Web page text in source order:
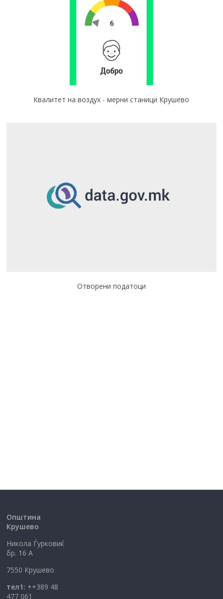
Квалитет на воздух - мерни станици Крушево
Отворени податоци
Општина
Крушево
Никола Ѓурковиќ
бр. 16 А
7550 Крушево
тел1: ++389 48
477 061